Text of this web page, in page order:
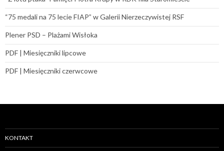
“75 medali na 75 lecie FIAP” w Galerii Nierzeczywistej RSF
Plener PSD – Plażami Wisłoka
PDF | Miesięczniki lipcowe
PDF | Miesięczniki czerwcowe
KONTAKT